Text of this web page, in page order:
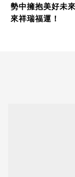
勢中擁抱美好未
來祥瑞福運！